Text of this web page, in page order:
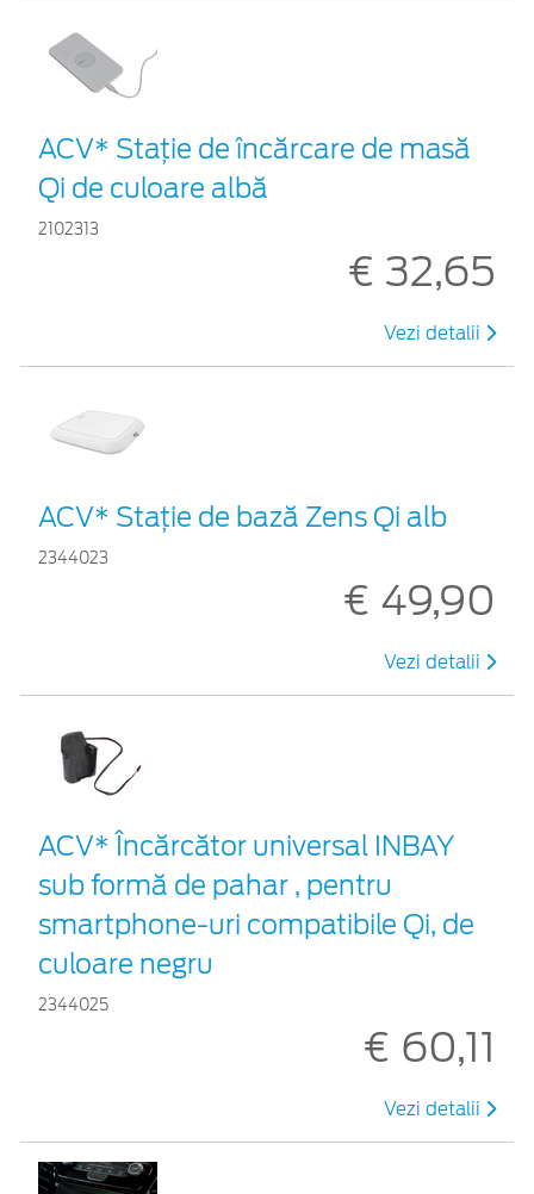
ACV* Stație de încărcare de masă
Qi de culoare albă
2102313
€ 32,65
Vezi detalii
ACV* Stație de bază Zens Qi alb
2344023
€ 49,90
Vezi detalii
ACV* Încărcător universal INBAY
sub formă de pahar , pentru
smartphone-uri compatibile Qi, de
culoare negru
2344025
€ 60,11
Vezi detalii